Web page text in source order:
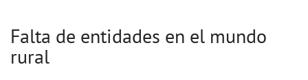
Falta de entidades en el mundo
rural